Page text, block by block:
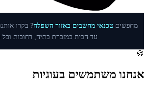
מחפשיםטכנאי מחשבים באזור השפלה
עד הבית במזכרת בתיה, רחובות
🍪
אנחנו משתמשים בעוגיות